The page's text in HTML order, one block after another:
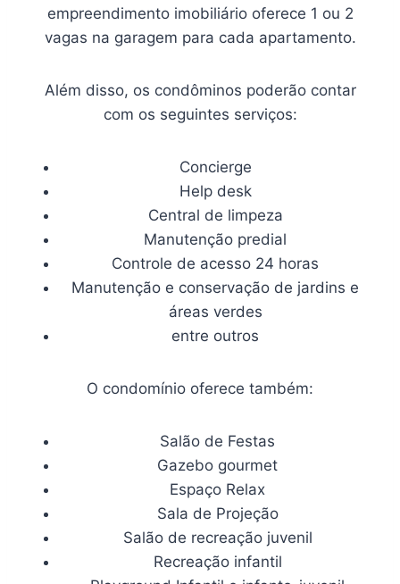
empreendimento imobiliário oferece 1 ou 2
vagas na garagem para cada apartamento.
Além disso, os condôminos poderão contar
com os seguintes serviços:
Concierge
Help desk
Central de limpeza
Manutenção predial
Controle de acesso 24 horas
Manutenção e conservação de jardins e
áreas verdes
entre outros
O condomínio oferece também:
Salão de Festas
Gazebo gourmet
Espaço Relax
Sala de Projeção
Salão de recreação juvenil
Recreação infantil